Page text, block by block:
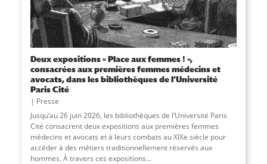
Deux expositions « Place aux femmes ! »,
consacrées aux premières femmes médecins et
avocats, dans les bibliothèques de l’Université
Paris Cité
Presse
Jusqu’au 26 juin 2026, les bibliothèques de l’Université Paris
Cité consacrent deux expositions aux premières femmes
médecins et avocats et à leurs combats au XIXe siècle pour
accéder à des métiers traditionnellement réservés aux
hommes. À travers ces expositions...